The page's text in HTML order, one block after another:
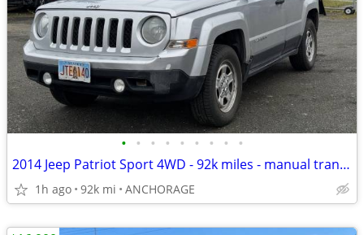
• • • • • • • • •
2014 Jeep Patriot Sport 4WD - 92k miles - manual transmission
1h ago 92k mi ANCHORAGE